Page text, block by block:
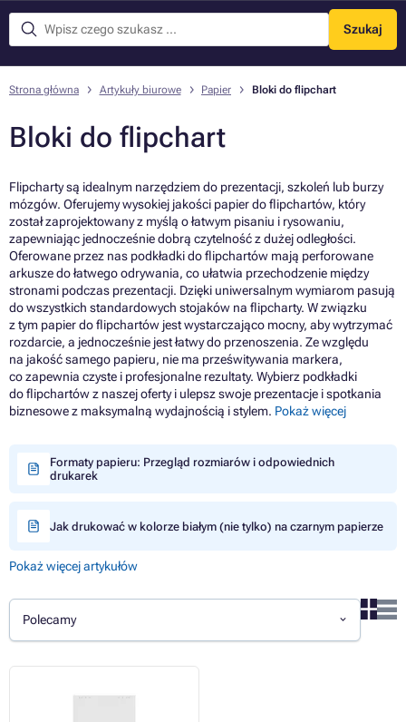
Szukaj
Menu
Strona główna Artykuły biurowe Papier Bloki do flipchart
Bloki do flipchart
Flipcharty są idealnym narzędziem do prezentacji, szkoleń lub burzy
mózgów. Oferujemy wysokiej jakości papier do flipchartów, który
został zaprojektowany z myślą o łatwym pisaniu i rysowaniu,
zapewniając jednocześnie dobrą czytelność z dużej odległości.
Oferowane przez nas podkładki do flipchartów mają perforowane
arkusze do łatwego odrywania, co ułatwia przechodzenie między
stronami podczas prezentacji. Dzięki uniwersalnym wymiarom pasują
do wszystkich standardowych stojaków na flipcharty. W związku
z tym papier do flipchartów jest wystarczająco mocny, aby wytrzymać
rozdarcie, a jednocześnie jest łatwy do przenoszenia. Ze względu
na jakość samego papieru, nie ma prześwitywania markera,
co zapewnia czyste i profesjonalne rezultaty. Wybierz podkładki
do flipchartów z naszej oferty i ulepsz swoje prezentacje i spotkania
biznesowe z maksymalną wydajnością i stylem. Pokaż więcej
Formaty papieru: Przegląd rozmiarów i odpowiednich
drukarek
Jak drukować w kolorze białym (nie tylko) na czarnym papierze
Pokaż więcej artykułów
Polecamy